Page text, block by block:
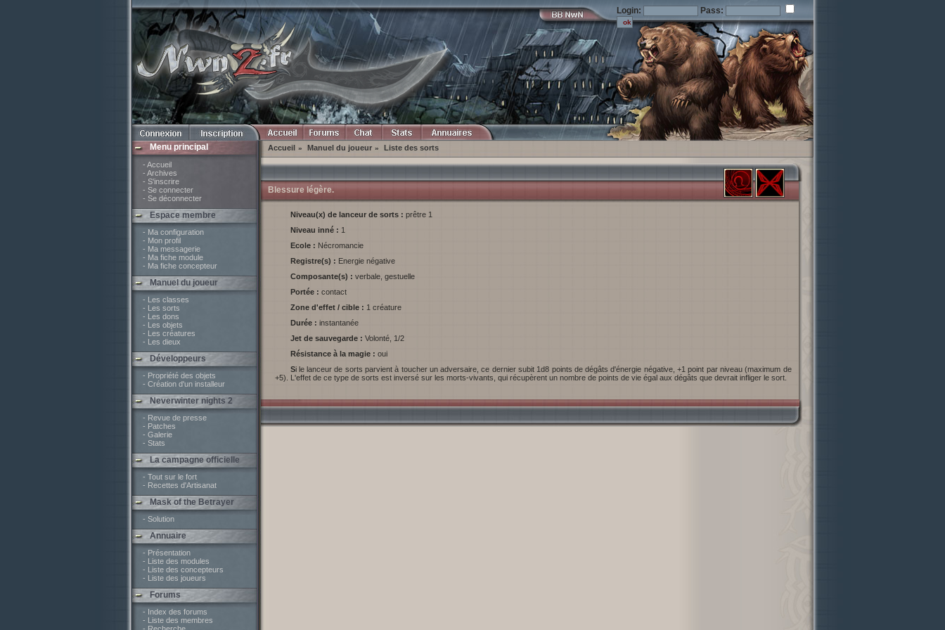
Login: Pass:
Menu principal
- Accueil
- Archives
- S'inscrire
- Se connecter
- Se déconnecter
Espace membre
- Ma configuration
- Mon profil
- Ma messagerie
- Ma fiche module
- Ma fiche concepteur
Manuel du joueur
- Les classes
- Les sorts
- Les dons
- Les objets
- Les créatures
- Les dieux
Développeurs
- Propriété des objets
- Création d'un installeur
Neverwinter nights 2
- Revue de presse
- Patches
- Galerie
- Stats
La campagne officielle
- Tout sur le fort
- Recettes d'Artisanat
Mask of the Betrayer
- Solution
Annuaire
- Présentation
- Liste des modules
- Liste des concepteurs
- Liste des joueurs
Forums
- Index des forums
- Liste des membres
Accueil » Manuel du joueur » Liste des sorts
Blessure légère.
Niveau(x) de lanceur de sorts : prêtre 1
Niveau inné : 1
Ecole : Nécromancie
Registre(s) : Energie négative
Composante(s) : verbale, gestuelle
Portée : contact
Zone d'effet / cible : 1 créature
Durée : instantanée
Jet de sauvegarde : Volonté, 1/2
Résistance à la magie : oui
Si le lanceur de sorts parvient à toucher un adversaire, ce dernier subit 1d8 points de dégâts d'énergie négative, +1 point par niveau (maximum de
+5). L'effet de ce type de sorts est inversé sur les morts-vivants, qui récupèrent un nombre de points de vie égal aux dégâts que devrait infliger le sort.